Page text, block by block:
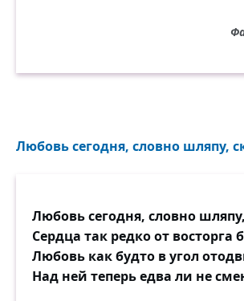
Любовь сегодня, словно шляпу,
Любовь сегодня, словно
Сердца так редко от восторга
Любовь как будто в угол
Над ней теперь едва ли не